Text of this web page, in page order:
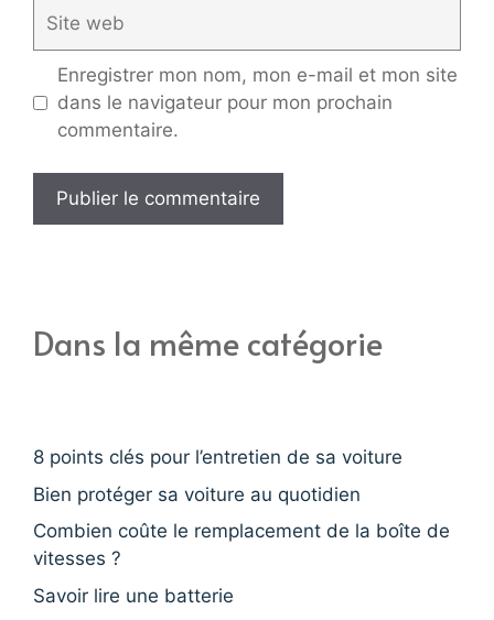
web
Enregistrer mon nom, mon e-mail et mon site
dans le navigateur pour mon prochain
commentaire.
Dans la même catégorie
8 points clés pour l’entretien de sa voiture
Bien protéger sa voiture au quotidien
Combien coûte le remplacement de la boîte de
vitesses ?
Savoir lire une batterie